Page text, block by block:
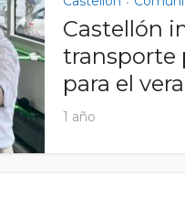
Castellón
transporte
para el
1 año